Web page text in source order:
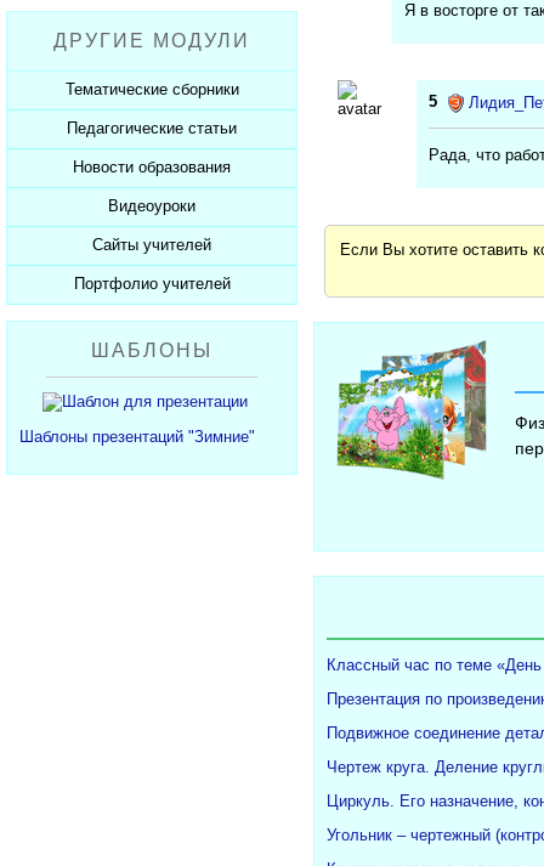
Пожарная безопасность
СанПиНы
Должностные обязанности
Планы, справки, протоколы
Презентации к Дню матери
Презентации к Новому году
Презентации к 23 февраля
Презентации к 8 марта
Презентации к Дню Победы
350 лет Петру I
Разработки учащихся
Софт для учителя
ДРУГИЕ МОДУЛИ
Тематические сборники
Сборники презентаций
Педагогические статьи
Каталог статей
Добавить статью
Новости образования
Новости образования
Видеоуроки
Видеоуроки ЕГЭ и ОГЭ
Сайты учителей
Каталог сайтов
Добавить сайт
Портфолио учителей
Каталог портфолио
Добавить портфолио
ШАБЛОНЫ
Шаблоны презентаций "Зимние"
Я в восторге от
5
Рада, что
Если Вы хотите оставить
Классный час по теме
Презентация по
Подвижное соединение
Чертеж круга. Деление
Циркуль. Его назначение,
Угольник – чертежный